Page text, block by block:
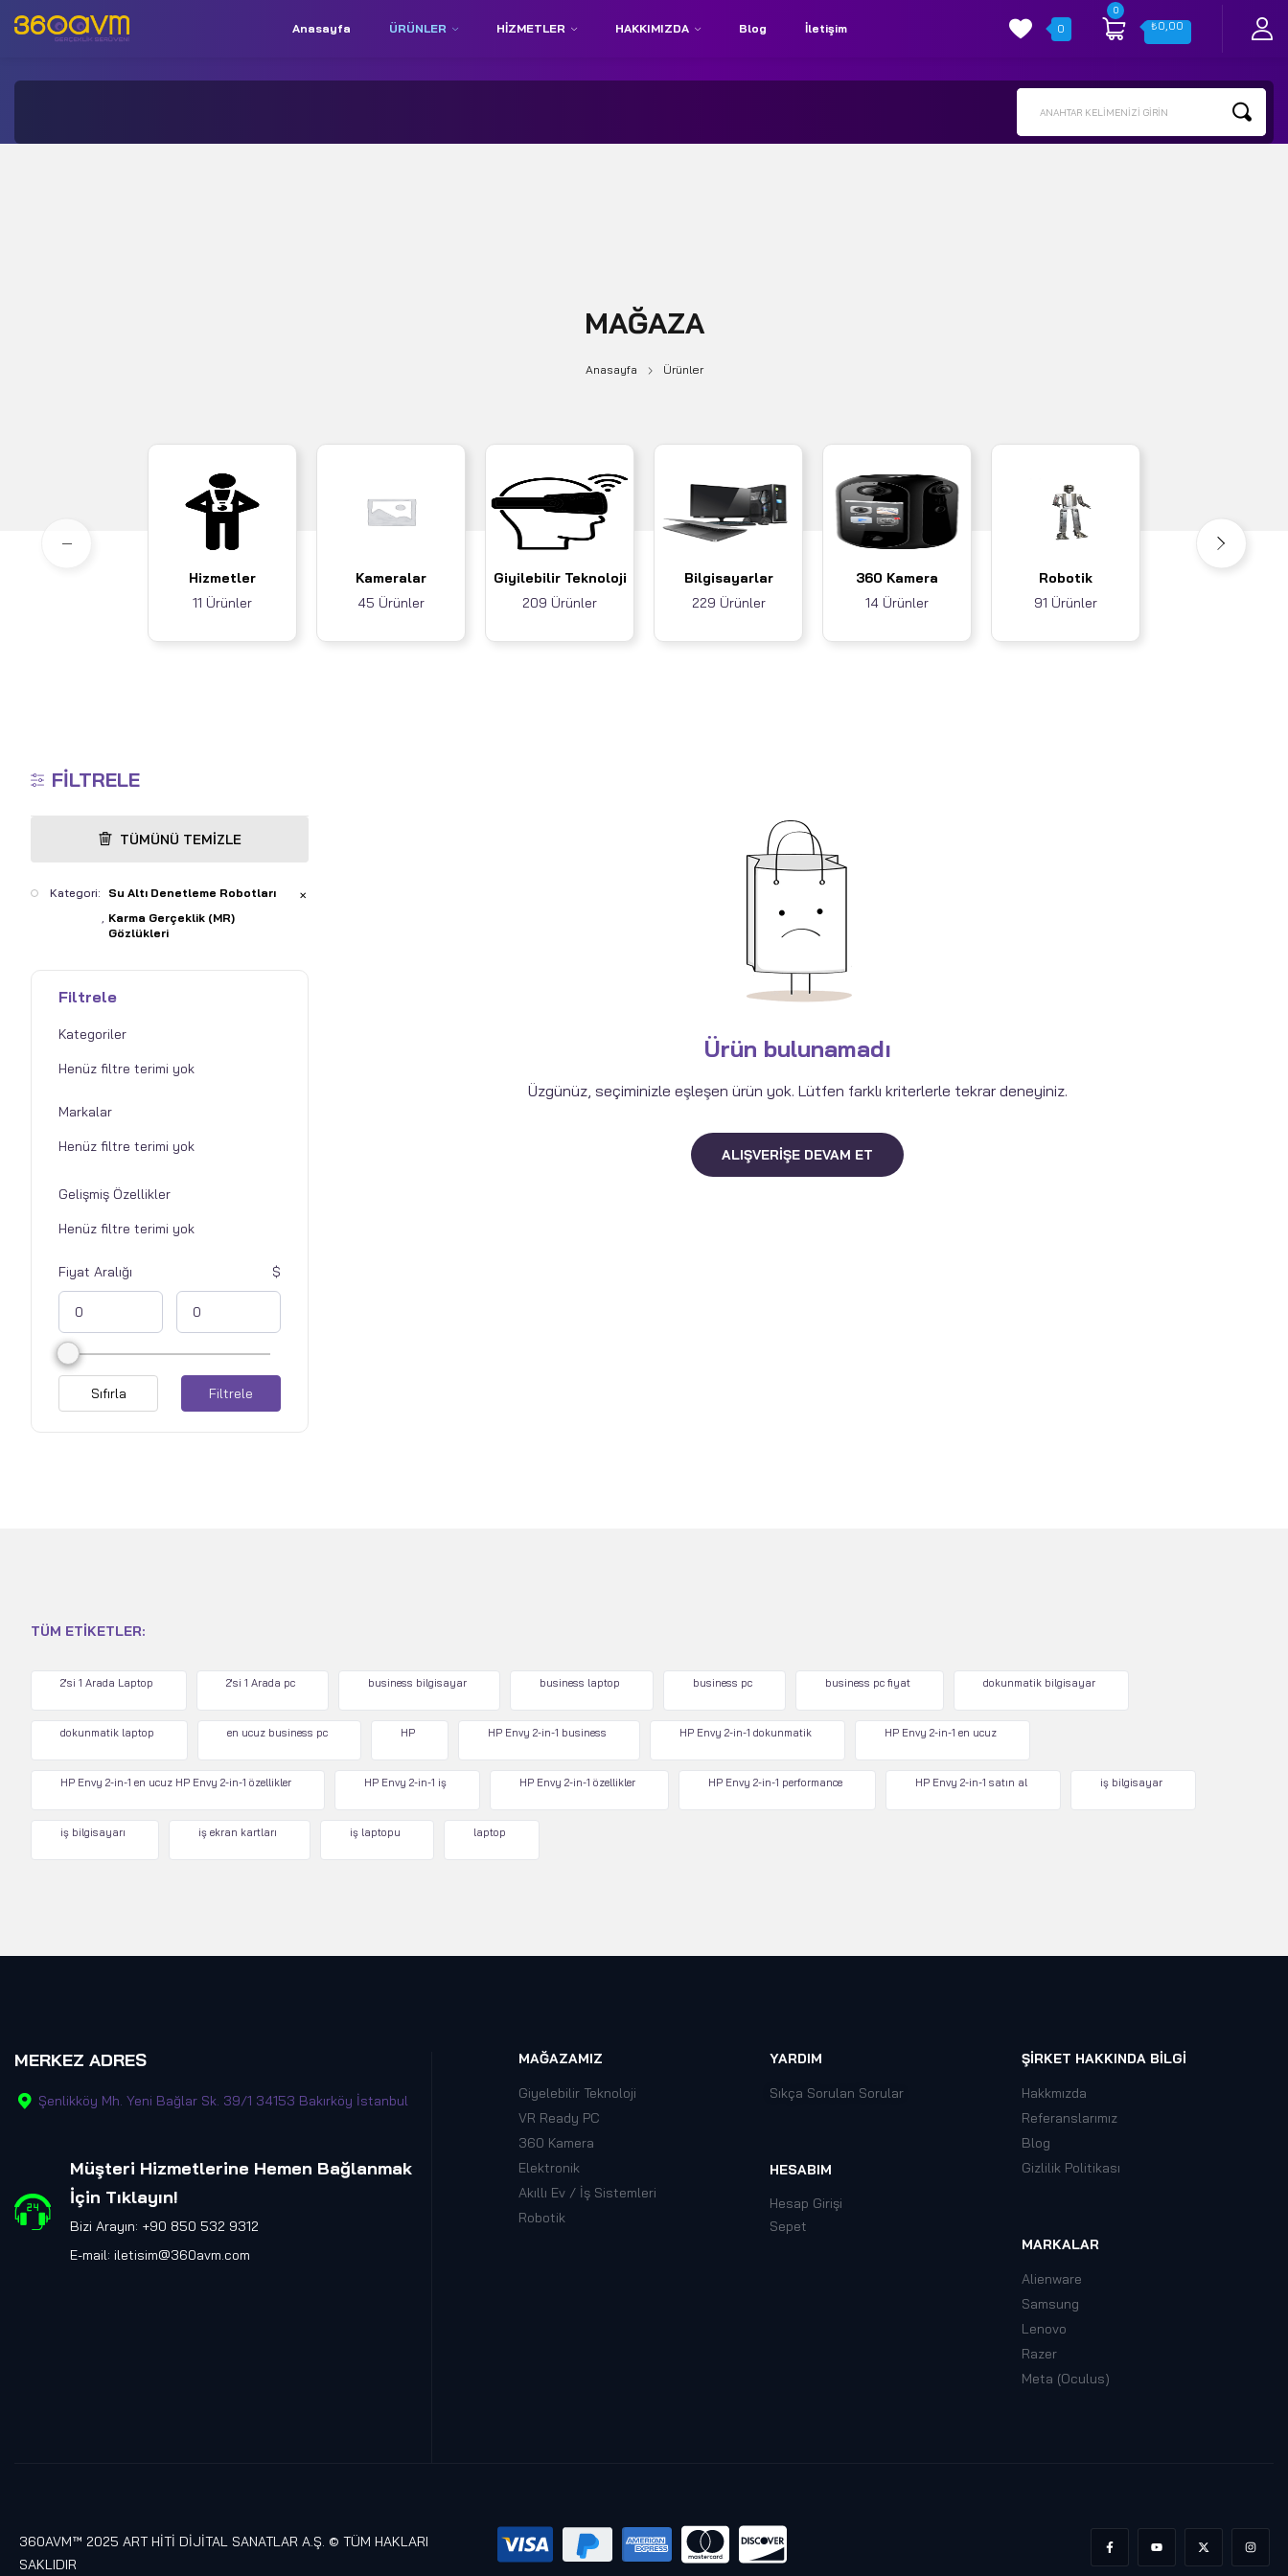
İletişim: +90 850 532 9312
ANAHTAR KELIMENIZI GIRIN
Anasayfa ÜRÜNLER HIZMETLER HAKKIMIZDA Blog İletişim 0
0
₺0,00
MAĞAZA
Anasayfa Ürünler
Hizmetler
11 Ürünler
Kameralar
45 Ürünler
Giyilebilir Teknoloji
209 Ürünler
Bilgisayarlar
229 Ürünler
360 Kamera
14 Ürünler
Robotik
91 Ürünler
FILTRELE
TÜMÜNÜ TEMIZLE
Kategori:
Su Altı Denetleme Robotları
Karma Gerçeklik (MR)
Gözlükleri
✕
Filtrele
Kategoriler
Markalar
Gelişmiş Özellikler
Fiyat Aralığı
Filtrele
Sıfırla
Ürün bulunamadı
Üzgünüz, seçiminizle eşleşen ürün yok. Lütfen farklı kriterlerle tekrar deneyiniz.
ALIŞVERIŞE DEVAM ET
TÜM ETIKETLER:
2'si 1 Arada Laptop 2'si 1 Arada pc business bilgisayar business laptop business pc business pc fiyat dokunmatik bilgisayar
dokunmatik laptop en ucuz business pc HP HP Envy 2-in-1 business HP Envy 2-in-1 dokunmatik HP Envy 2-in-1 en ucuz
HP Envy 2-in-1 en ucuz HP Envy 2-in-1 özellikler HP Envy 2-in-1 iş HP Envy 2-in-1 özellikler HP Envy 2-in-1 performance HP Envy 2-in-1 satın al iş bilgisayar
iş bilgisayarı iş ekran kartları iş laptopu laptop
MERKEZ ADRES
Şenlikköy Mh. Yeni Bağlar Sk. 39/1 34153 Bakırköy İstanbul
Müşteri Hizmetlerine Hemen Bağlanmak
İçin Tıklayın!
Bizi Arayın: +90 850 532 9312
E-mail: iletisim@360avm.com
MAĞAZAMIZ
Giyelebilir Teknoloji
VR Ready PC
360 Kamera
Elektronik
Akıllı Ev / İş Sistemleri
Robotik
YARDIM
Sıkça Sorulan Sorular
HESABIM
Hesap Girişi
Sepet
ŞIRKET HAKKINDA BILGI
Hakkmızda
Referanslarımız
Blog
Gizlilik Politikası
MARKALAR
Alienware
Samsung
Lenovo
Razer
Meta (Oculus)
360AVM™ 2025 ART HİTİ DİJİTAL SANATLAR A.Ş. © TÜM HAKLARI
SAKLIDIR